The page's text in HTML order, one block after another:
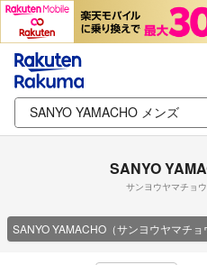
SANYO
サンヨウヤマチョ
SANYO YAMACHO（サンヨウヤマチョ